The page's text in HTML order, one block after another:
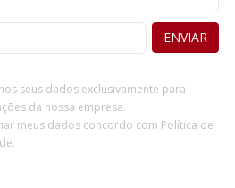
seus dados exclusivamente para
da nossa empresa.
meus dados concordo com Política de
.